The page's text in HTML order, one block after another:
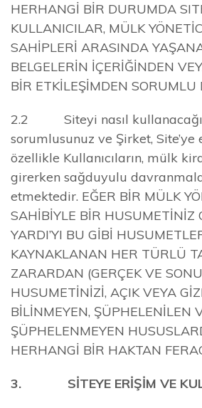
HERHANGİ BİR DURUMDA
KULLANICILAR, MÜLK
SAHİPLERİ ARASINDA
BELGELERİN İÇERİĞİNDEN
BİR ETKİLEŞİMDEN SORUMLU
2.2 Siteyi nasıl
sorumlusunuz ve Şirket, Site’ye
özellikle Kullanıcıların, mülk
girerken sağduyulu
etmektedir. EĞER BİR MÜLK
SAHİBİYLE BİR HUSUMETİNİZ
YARDI’YI BU GİBİ
KAYNAKLANAN HER TÜRLÜ
ZARARDAN (GERÇEK VE
HUSUMETİNİZİ, AÇIK VEYA
BİLİNMEYEN, ŞÜPHELENİLEN
ŞÜPHELENMEYEN
HERHANGİ BİR HAKTAN
3. SİTEYE ERİŞİM VE